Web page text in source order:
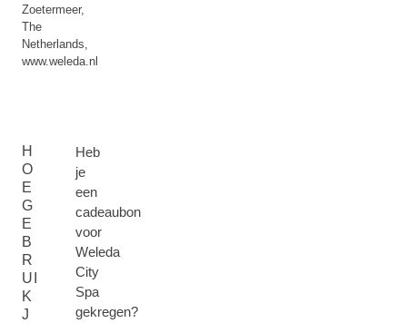
Zoetermeer,
The
Netherlands,
www.weleda.nl
H
O
E
G
E
B
R
UI
K
J
Heb
je
een
cadeaubon
voor
Weleda
City
Spa
gekregen?